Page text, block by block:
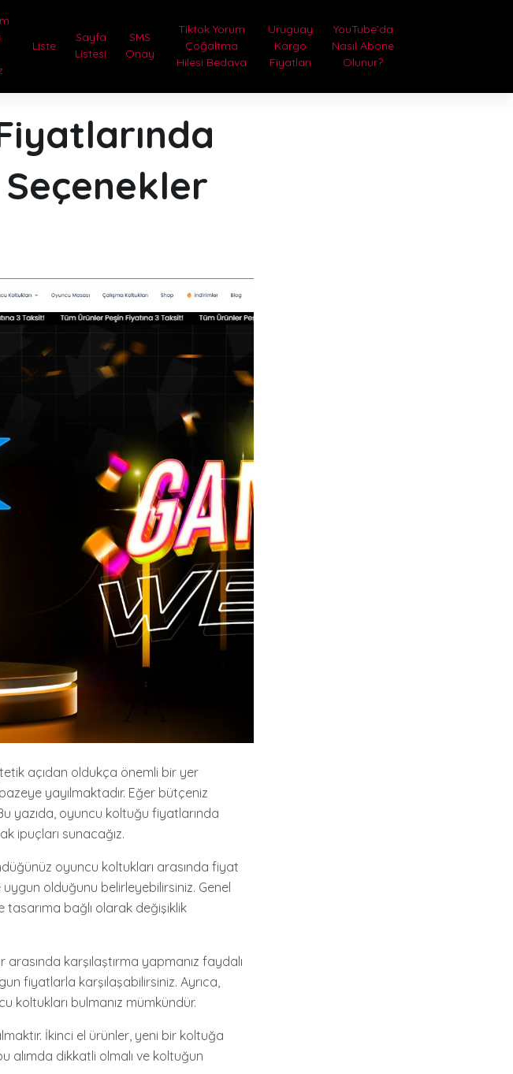
Liste
Sayfa
Listesi
SMS
Onay
Tiktok Yorum
Çoğaltma
Hilesi Bedava
Uruguay
Kargo
Fiyatları
YouTube’da
Nasıl Abone
Olunur?
açıdan oldukça önemli bir yer
yayılmaktadır. Eğer bütçeniz
yazıda, oyuncu koltuğu fiyatlarında
ipuçları sunacağız.
oyuncu koltukları arasında fiyat
olduğunu belirleyebilirsiniz. Genel
bağlı olarak değişiklik
karşılaştırma yapmanız faydalı
fiyatlarla karşılaşabilirsiniz. Ayrıca,
koltukları bulmanız mümkündür.
İkinci el ürünler, yeni bir koltuğa
alımda dikkatli olmalı ve koltuğun